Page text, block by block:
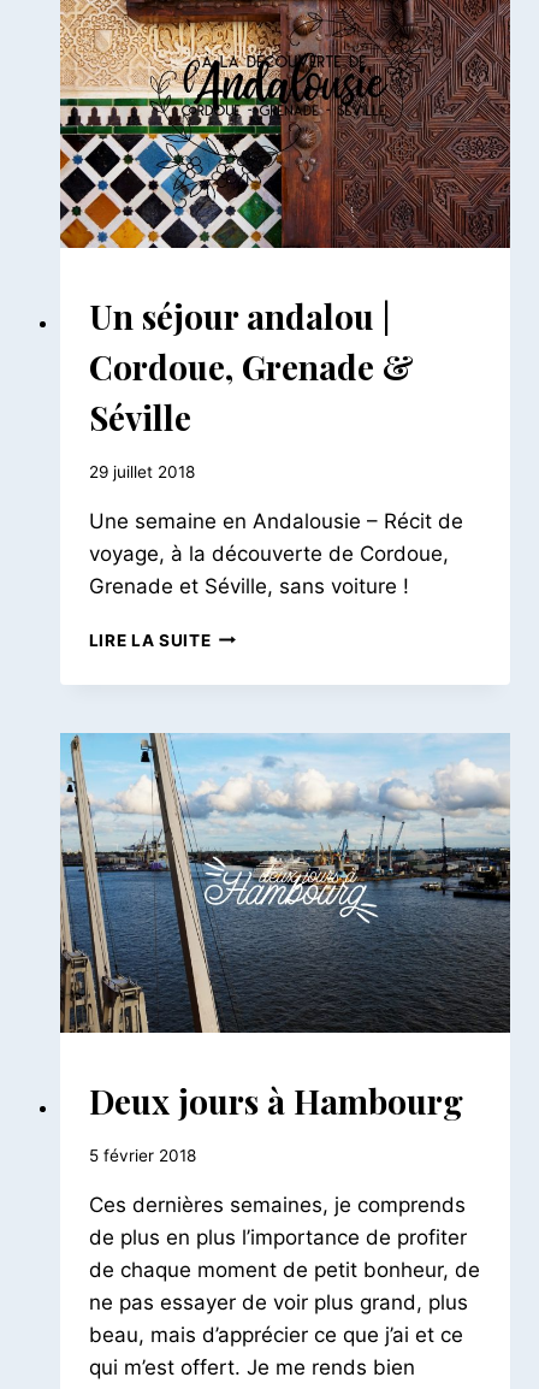
DES
VACANCES
ITALIENNES
#3
AILLEURS
|
|
Un séjour andalou |
Cordoue, Grenade &
Séville
Par
Petit
Pois
29 juillet 2018
Une semaine en Andalousie – Récit de
voyage, à la découverte de Cordoue,
Grenade et Séville, sans voiture !
LIRE LA SUITEUN
ANDALOU
CORDOUE,
GRENADE
&
SÉVILLE
ALLEMAGNE
Deux jours à Hambourg
Par
Petit
Pois
5 février 2018
Ces dernières semaines, je comprends
de plus en plus l’importance de profiter
de chaque moment de petit bonheur, de
ne pas essayer de voir plus grand, plus
beau, mais d’apprécier ce que j’ai et ce
qui m’est offert. Je me rends bien